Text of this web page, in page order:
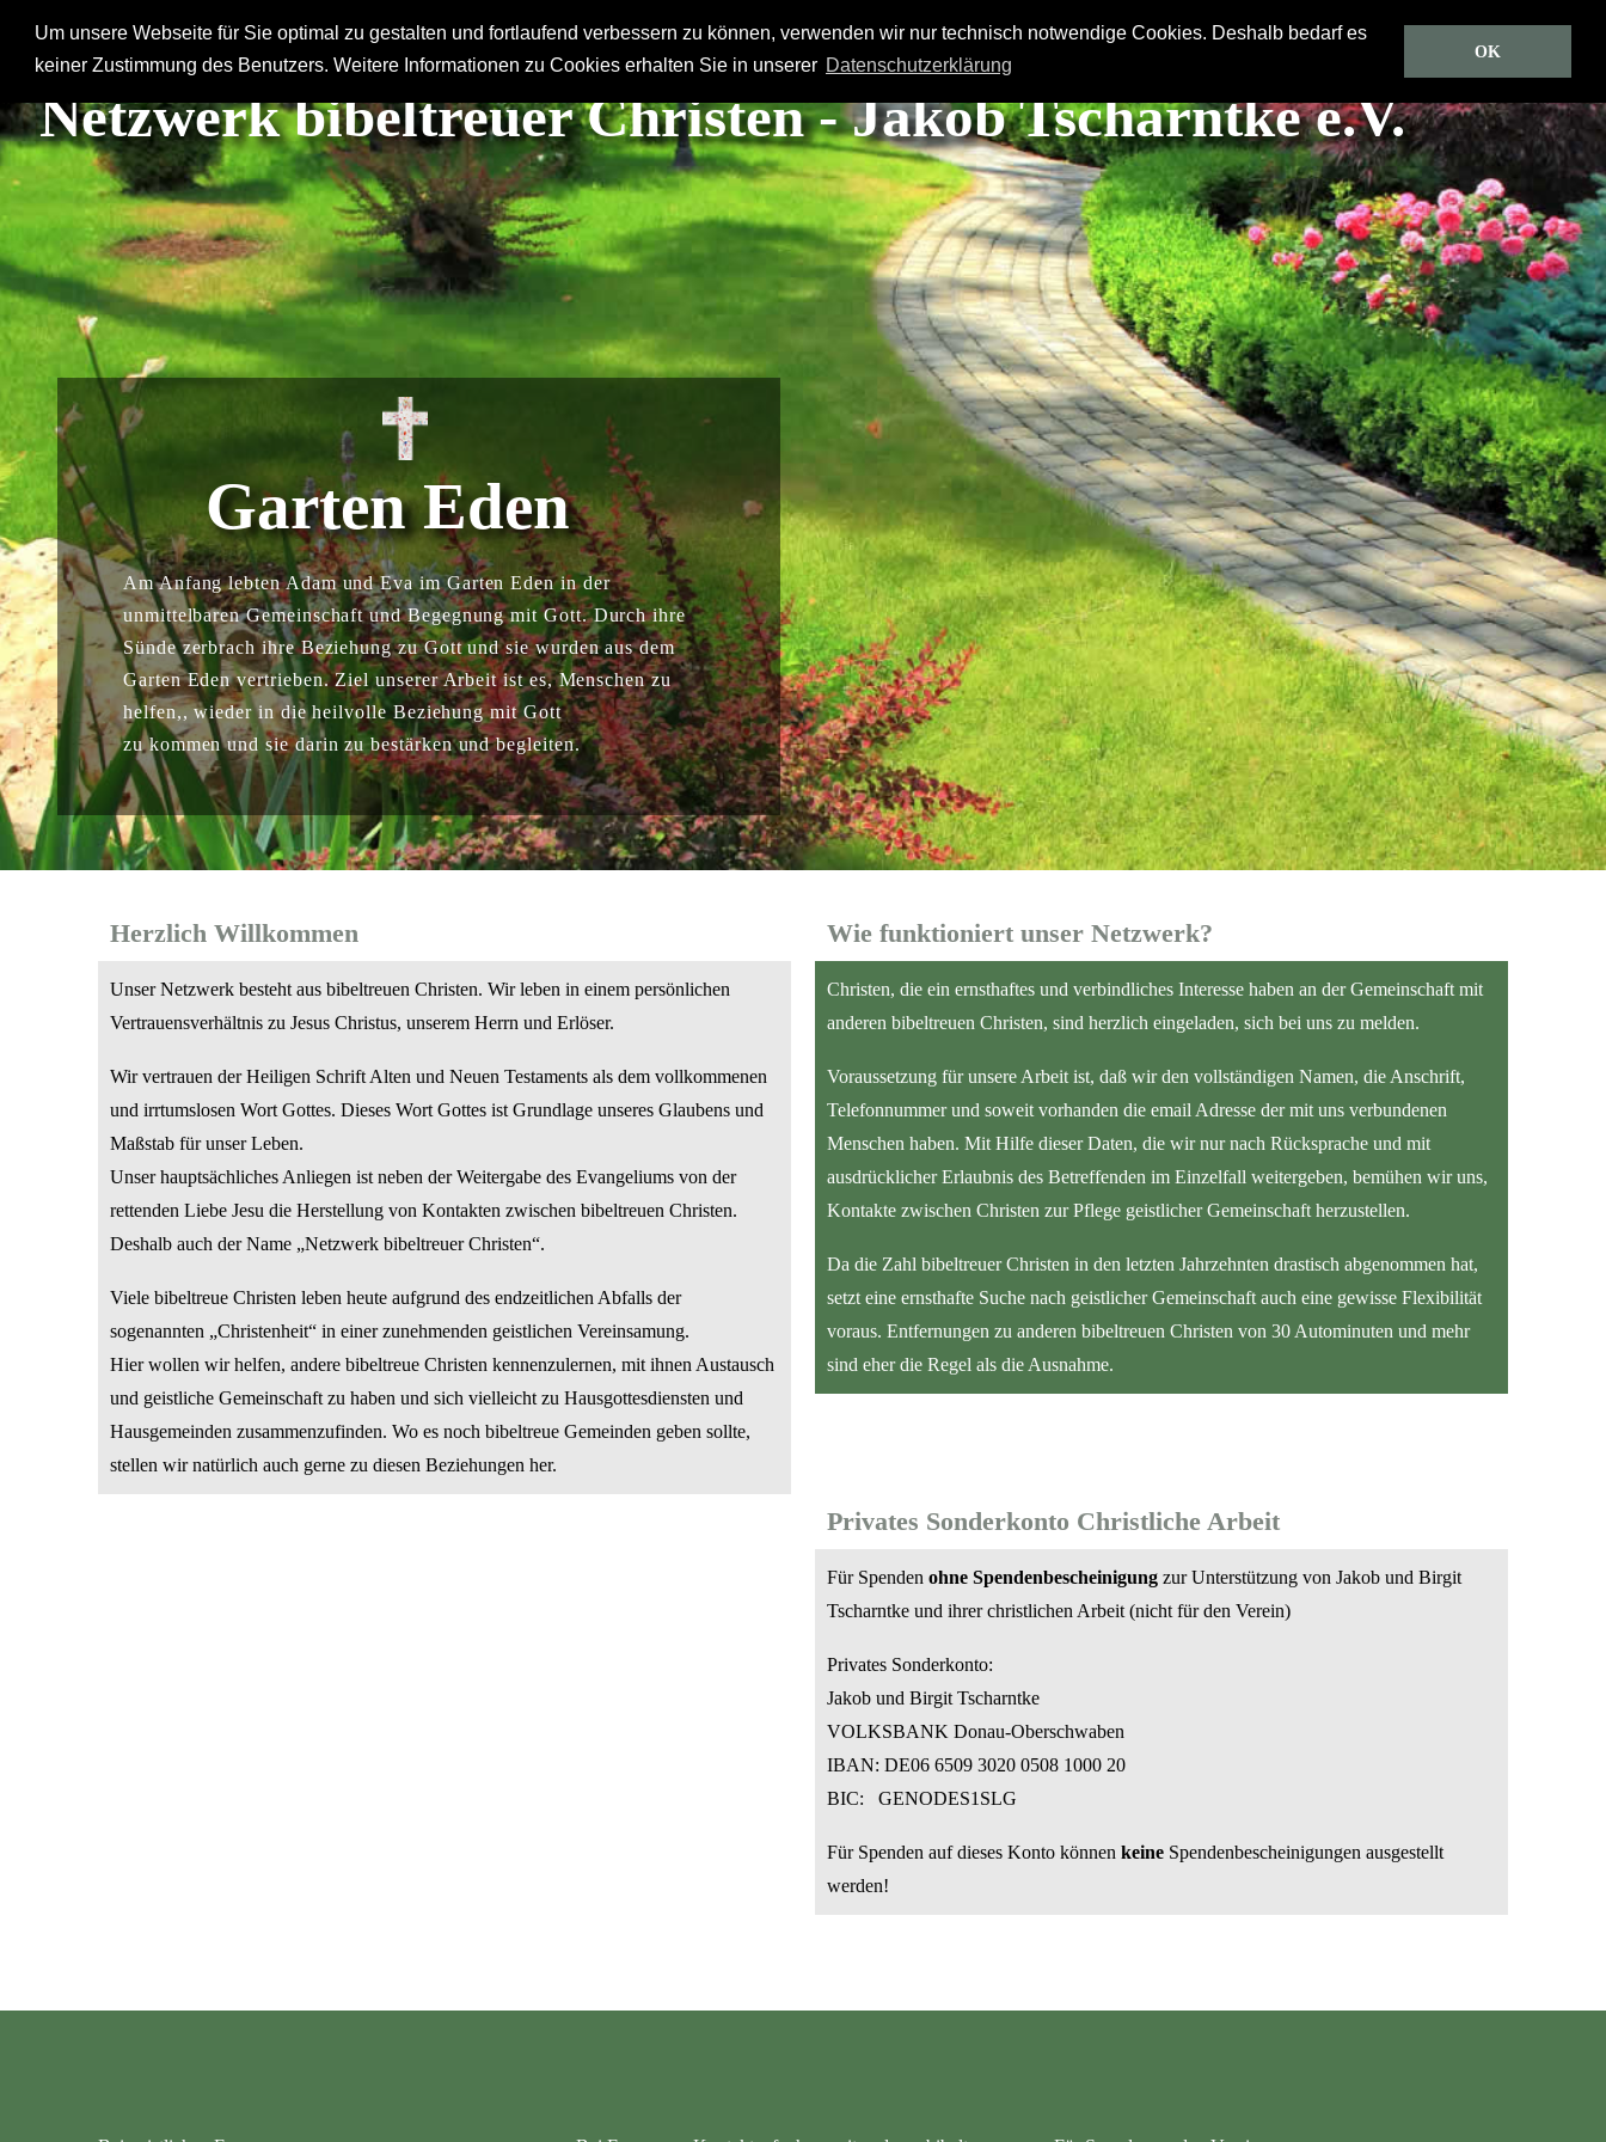
Um unsere Webseite für Sie optimal zu gestalten und fortlaufend verbessern zu können, verwenden wir nur technisch notwendige Cookies. Deshalb bedarf es
keiner Zustimmung des Benutzers. Weitere Informationen zu Cookies erhalten Sie in unserer Datenschutzerklärung
OK
Hausgemeinden Orientierungen Netzwerk Kurz bemerkt Predigten CD/DVD Gästebuch
Garten Eden
Am Anfang lebten Adam und Eva im Garten Eden in der
unmittelbaren Gemeinschaft und Begegnung mit Gott. Durch ihre
Sünde zerbrach ihre Beziehung zu Gott und sie wurden aus dem
Garten Eden vertrieben. Ziel unserer Arbeit ist es, Menschen zu
helfen,, wieder in die heilvolle Beziehung mit Gott
zu kommen und sie darin zu bestärken und begleiten.
Netzwerk bibeltreuer Christen - Jakob Tscharntke e.V.
Herzlich Willkommen
Unser Netzwerk besteht aus bibeltreuen Christen. Wir leben in einem persönlichen
Vertrauensverhältnis zu Jesus Christus, unserem Herrn und Erlöser.
Wir vertrauen der Heiligen Schrift Alten und Neuen Testaments als dem vollkommenen
und irrtumslosen Wort Gottes. Dieses Wort Gottes ist Grundlage unseres Glaubens und
Maßstab für unser Leben.
Unser hauptsächliches Anliegen ist neben der Weitergabe des Evangeliums von der
rettenden Liebe Jesu die Herstellung von Kontakten zwischen bibeltreuen Christen.
Deshalb auch der Name „Netzwerk bibeltreuer Christen“.
Viele bibeltreue Christen leben heute aufgrund des endzeitlichen Abfalls der
sogenannten „Christenheit“ in einer zunehmenden geistlichen Vereinsamung.
Hier wollen wir helfen, andere bibeltreue Christen kennenzulernen, mit ihnen Austausch
und geistliche Gemeinschaft zu haben und sich vielleicht zu Hausgottesdiensten und
Hausgemeinden zusammenzufinden. Wo es noch bibeltreue Gemeinden geben sollte,
stellen wir natürlich auch gerne zu diesen Beziehungen her.
Wie funktioniert unser Netzwerk?
Christen, die ein ernsthaftes und verbindliches Interesse haben an der Gemeinschaft mit
anderen bibeltreuen Christen, sind herzlich eingeladen, sich bei uns zu melden.
Voraussetzung für unsere Arbeit ist, daß wir den vollständigen Namen, die Anschrift,
Telefonnummer und soweit vorhanden die email Adresse der mit uns verbundenen
Menschen haben. Mit Hilfe dieser Daten, die wir nur nach Rücksprache und mit
ausdrücklicher Erlaubnis des Betreffenden im Einzelfall weitergeben, bemühen wir uns,
Kontakte zwischen Christen zur Pflege geistlicher Gemeinschaft herzustellen.
Da die Zahl bibeltreuer Christen in den letzten Jahrzehnten drastisch abgenommen hat,
setzt eine ernsthafte Suche nach geistlicher Gemeinschaft auch eine gewisse Flexibilität
voraus. Entfernungen zu anderen bibeltreuen Christen von 30 Autominuten und mehr
sind eher die Regel als die Ausnahme.
Privates Sonderkonto Christliche Arbeit
Für Spenden ohne Spendenbescheinigung zur Unterstützung von Jakob und Birgit
Tscharntke und ihrer christlichen Arbeit (nicht für den Verein)
Privates Sonderkonto:
Jakob und Birgit Tscharntke
VOLKSBANK Donau-Oberschwaben
IBAN: DE06 6509 3020 0508 1000 20
BIC: GENODES1SLG
Für Spenden auf dieses Konto können keine Spendenbescheinigungen ausgestellt
werden!